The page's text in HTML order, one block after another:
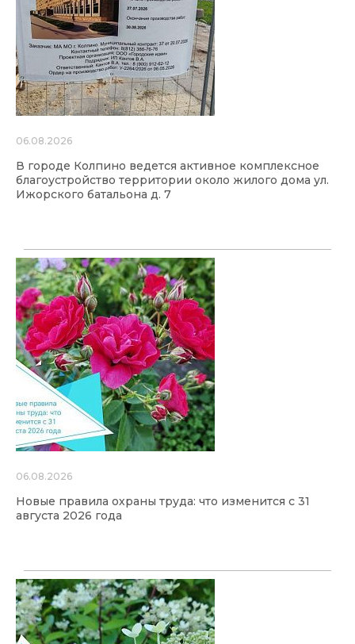
06.08.2026
В городе Колпино ведется активное комплексное
благоустройство территории около жилого дома ул.
Ижорского батальона д. 7
06.08.2026
Новые правила охраны труда: что изменится с 31
августа 2026 года